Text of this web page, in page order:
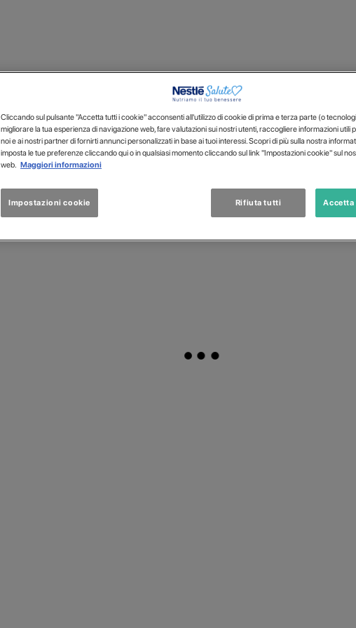
Cliccando sul pulsante "Accetta tutti i cookie" acconsenti all'utilizzo di cookie di prima e terza parte (o
migliorare la tua esperienza di navigazione web, fare valutazioni sui nostri utenti, raccogliere informazioni utili
noi e ai nostri partner di fornirti annunci personalizzati in base ai tuoi interessi. Scopri di più sulla nostra
imposta le tue preferenze cliccando qui o in qualsiasi momento cliccando sul link "Impostazioni cookie" sul
web. Maggiori informazioni
Rifiuta tutti
Impostazioni cookie